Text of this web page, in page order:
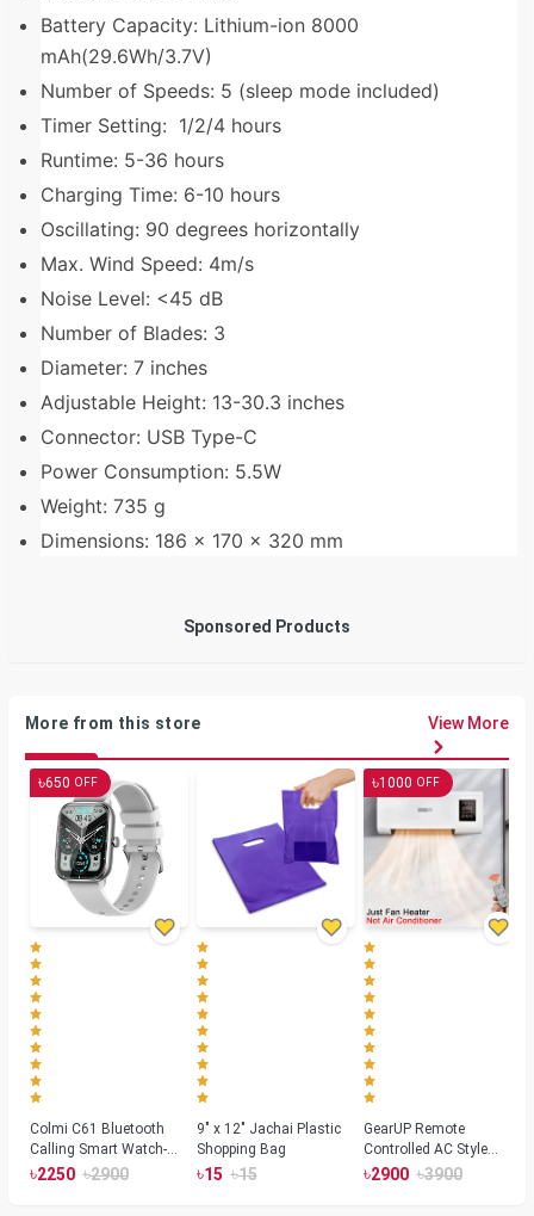
Battery Capacity: Lithium-ion 8000
mAh(29.6Wh/3.7V)
Number of Speeds: 5 (sleep mode included)
Timer Setting: 1/2/4 hours
Runtime: 5-36 hours
Charging Time: 6-10 hours
Oscillating: 90 degrees horizontally
Max. Wind Speed: 4m/s
Noise Level: <45 dB
Number of Blades: 3
Diameter: 7 inches
Adjustable Height: 13-30.3 inches
Connector: USB Type-C
Power Consumption: 5.5W
Weight: 735 g
Dimensions: 186 x 170 x 320 mm
Sponsored Products
More from this store View More
৳650 OFF
Colmi C61 Bluetooth
Calling Smart Watch-
Silver Color
৳2250 ৳2900
9" x 12" Jachai Plastic
Shopping Bag
৳15 ৳15
৳1000 OFF
GearUP Remote
Controlled AC Style
Room Heater 1800
৳2900 ৳3900